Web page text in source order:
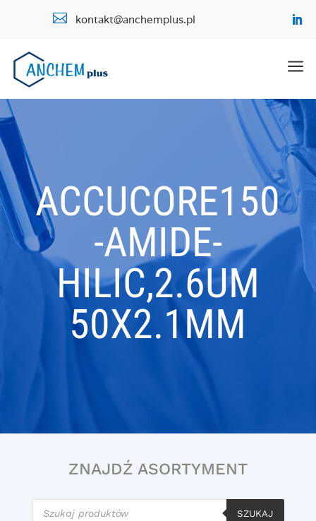
 kontakt@anchemplus.pl
a
ACCUCORE150
-AMIDE-
HILIC,2.6UM
50X2.1MM
ZNAJDŹ ASORTYMENT
Wyszukiwarka
produktów
SZUKAJ